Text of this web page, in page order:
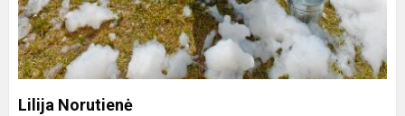
Lilija Norutienė